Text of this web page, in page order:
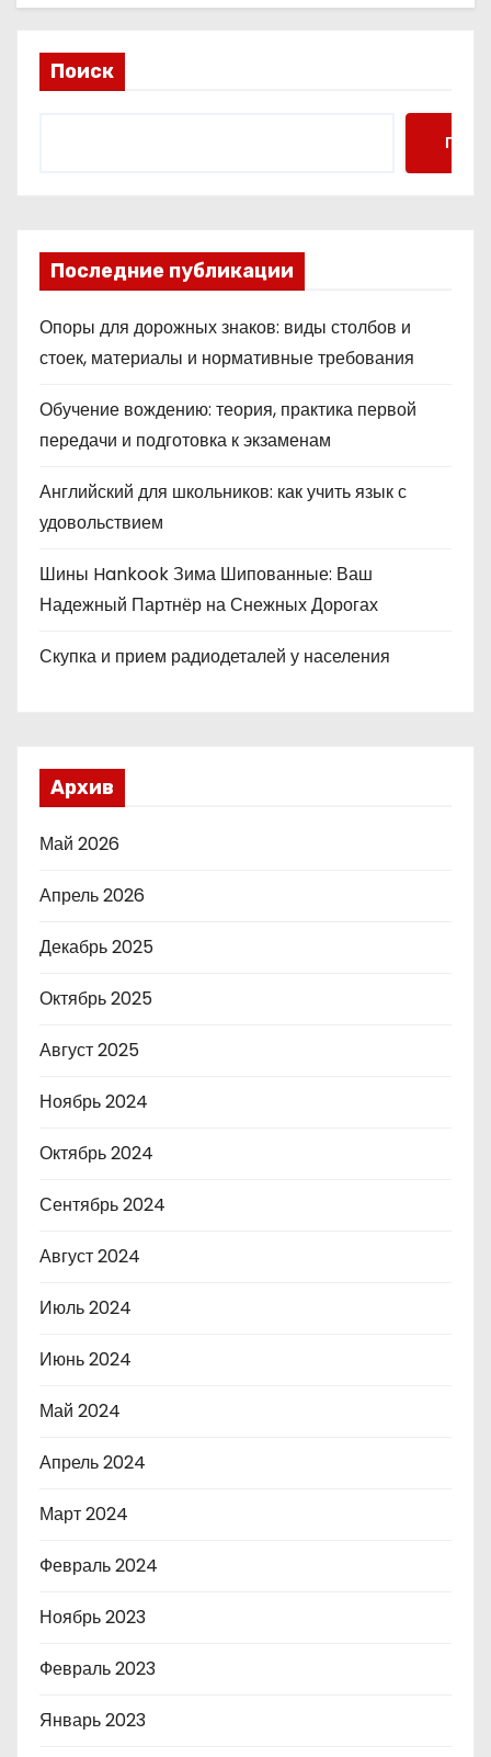
Поиск
Поиск
Последние публикации
Опоры для дорожных знаков: виды столбов и
стоек, материалы и нормативные требования
Обучение вождению: теория, практика первой
передачи и подготовка к экзаменам
Английский для школьников: как учить язык с
удовольствием
Шины Hankook Зима Шипованные: Ваш
Надежный Партнёр на Снежных Дорогах
Скупка и прием радиодеталей у населения
Архив
Май 2026
Апрель 2026
Декабрь 2025
Октябрь 2025
Август 2025
Ноябрь 2024
Октябрь 2024
Сентябрь 2024
Август 2024
Июль 2024
Июнь 2024
Май 2024
Апрель 2024
Март 2024
Февраль 2024
Ноябрь 2023
Февраль 2023
Январь 2023